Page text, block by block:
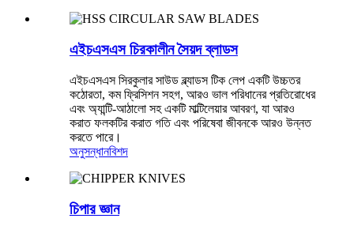
এইচএসএস চিরকালীন সৈয়দ ব্লাডস
এইচএসএস সিরকুলার সাউড ব্ল্যাডস টিক লেপ একটি উচ্চতর
কঠোরতা, কম ফ্রিসিশন সহগ, আরও ভাল পরিধানের প্রতিরোধের
এবং অ্যান্টি-আঠালো সহ একটি মাল্টিলেয়ার আবরণ, যা আরও
করাত ফলকটির করাত গতি এবং পরিষেবা জীবনকে আরও উন্নত
করতে পারে।
অনুসন্ধানবিশদ
চিপার জ্ঞান